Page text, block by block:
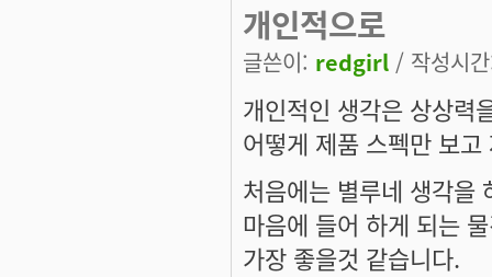
개인적으로
글쓴이: redgirl / 작성시
개인적인 생각은 상상력
어떻게 제품 스펙만 보
처음에는 별루네 생각을
마음에 들어 하게 되는
가장 좋을것 같습니다.